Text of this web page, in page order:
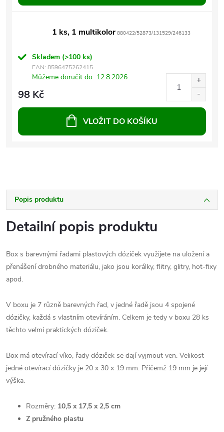
1 ks, 1 multikolor880422/52873/131529/246133
Skladem (>100 ks)
EAN: 8596475262415
Můžeme doručit do 12.8.2026
98 Kč
VLOŽIT DO KOŠÍKU
Popis produktu
Detailní popis produktu
Box s barevnými řadami plastových dóziček využijete na uložení a
přenášení drobného materiálu, jako jsou korálky, flitry, glitry, hot-fixy
apod.
V boxu je 7 různě barevných řad, v jedné řadě jsou 4 spojené
dózičky, každá s vlastním otevíráním. Celkem je tedy v boxu 28 ks
těchto velmi praktických dóziček.
Box má otevírací víko, řady dóziček se dají vyjmout ven. Velikost
jedné otevírací dózičky je 20 x 30 x 19 mm. Přičemž 19 mm je její
výška.
Rozměry: 10,5 x 17,5 x 2,5 cm
Z pružného plastu